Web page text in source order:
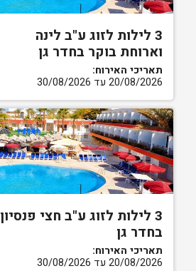
3 לילות לזוג ע"ב לינה
וארוחת בוקר בחדר גן
תאריכי האירוח:
20/08/2026 עד 30/08/2026
3 לילות לזוג ע"ב חצי פנסיון
בחדר גן
תאריכי האירוח:
20/08/2026 עד 30/08/2026